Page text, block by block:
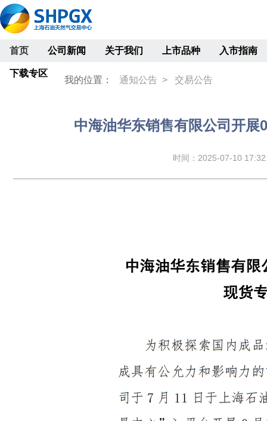
首页 公司新闻 关于我们 上市品种 入市指南
下载专区
我的位置： 通知公告 > 交易公告
中海油华东销售有限公司开
时间：2025-07-10